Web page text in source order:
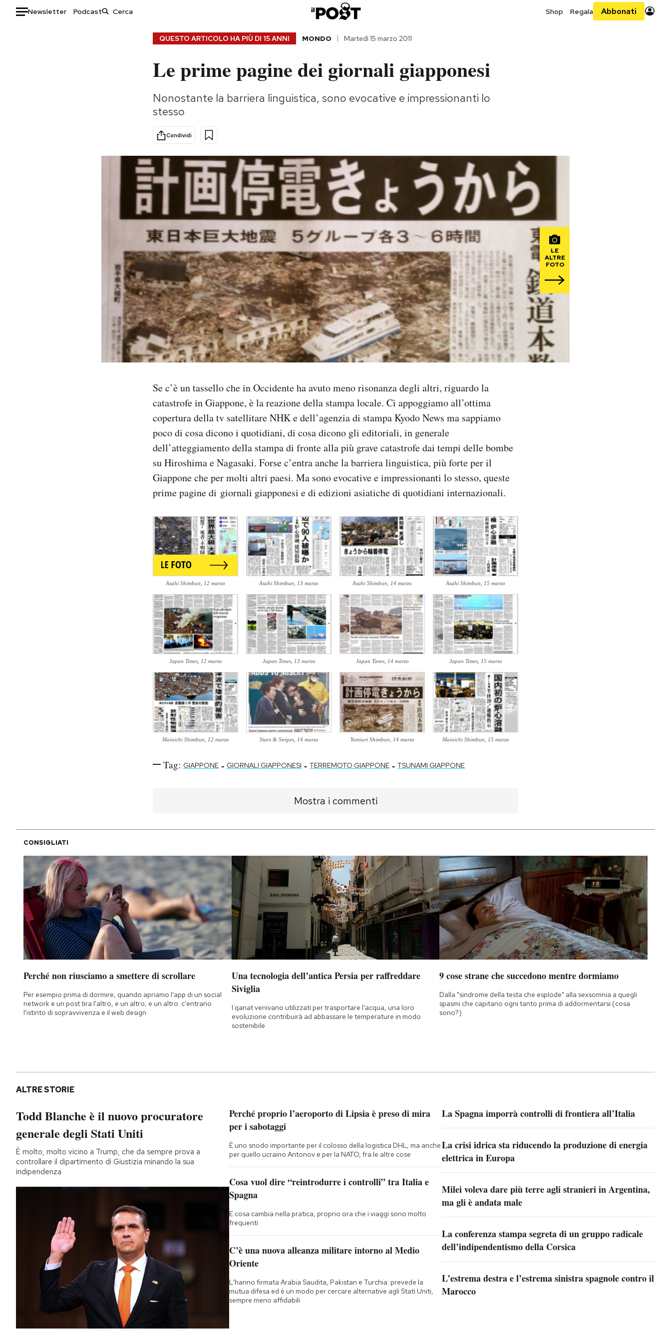
Newsletter Podcast Shop Regala Abbonati
Consumismi
Storie/Idee
Ok Boomer!
Media
Europa
Altrecose
Mondiali calcio 2026
QUESTO ARTICOLO HA PIÙ DI 15 ANNI MONDO Martedì 15 marzo 2011
Le prime pagine dei giornali giapponesi
Nonostante la barriera linguistica, sono evocative e impressionanti lo
stesso
Condividi
LE
ALTRE
FOTO
Se c’è un tassello che in Occidente ha avuto meno risonanza degli altri, riguardo la
catastrofe in Giappone, è la reazione della stampa locale. Ci appoggiamo all’ottima
copertura della tv satellitare NHK e dell’agenzia di stampa Kyodo News ma sappiamo
poco di cosa dicono i quotidiani, di cosa dicono gli editoriali, in generale
dell’atteggiamento della stampa di fronte alla più grave catastrofe dai tempi delle bombe
su Hiroshima e Nagasaki. Forse c’entra anche la barriera linguistica, più forte per il
Giappone che per molti altri paesi. Ma sono evocative e impressionanti lo stesso, queste
prime pagine di giornali giapponesi e di edizioni asiatiche di quotidiani internazionali.
Asahi Shimbun, 12 marzo Asahi Shimbun, 13 marzo Asahi Shimbun, 14 marzo Asahi Shimbun, 15 marzo
Japan Times, 12 marzo Japan Times, 13 marzo Japan Times, 14 marzo Japan Times, 15 marzo
Mainichi Shimbun, 12 marzo Stars & Stripes, 14 marzo Yomiuri Shimbun, 14 marzo Mainichi Shimbun, 15 marzo
Tag: GIAPPONE - GIORNALI GIAPPONESI - TERREMOTO GIAPPONE - TSUNAMI GIAPPONE
Mostra i commenti
CONSIGLIATI
Perché non riusciamo a smettere di scrollare
Per esempio prima di dormire, quando apriamo l'app di un social
network e un post tira l'altro, e un altro, e un altro: c'entrano
l'istinto di sopravvivenza e il web design
Una tecnologia dell’antica Persia per raffreddare
Siviglia
I qanat venivano utilizzati per trasportare l'acqua, una loro
evoluzione contribuirà ad abbassare le temperature in modo
sostenibile
9 cose strane che succedono mentre dormiamo
Dalla "sindrome della testa che esplode" alla sexsomnia a quegli
spasmi che capitano ogni tanto prima di addormentarsi (cosa
sono?)
ALTRE STORIE
Todd Blanche è il nuovo procuratore
generale degli Stati Uniti
È molto, molto vicino a Trump, che da sempre prova a
controllare il dipartimento di Giustizia minando la sua
indipendenza
Perché proprio l’aeroporto di Lipsia è preso di mira
per i sabotaggi
È uno snodo importante per il colosso della logistica DHL, ma anche
per quello ucraino Antonov e per la NATO, fra le altre cose
Cosa vuol dire “reintrodurre i controlli” tra Italia e
Spagna
E cosa cambia nella pratica, proprio ora che i viaggi sono molto
frequenti
C’è una nuova alleanza militare intorno al Medio
Oriente
L'hanno firmata Arabia Saudita, Pakistan e Turchia: prevede la
mutua difesa ed è un modo per cercare alternative agli Stati Uniti,
sempre meno affidabili
La Spagna imporrà controlli di frontiera all’Italia
La crisi idrica sta riducendo la produzione di energia
elettrica in Europa
Milei voleva dare più terre agli stranieri in Argentina,
ma gli è andata male
La conferenza stampa segreta di un gruppo radicale
dell’indipendentismo della Corsica
L’estrema destra e l’estrema sinistra spagnole contro il
Marocco